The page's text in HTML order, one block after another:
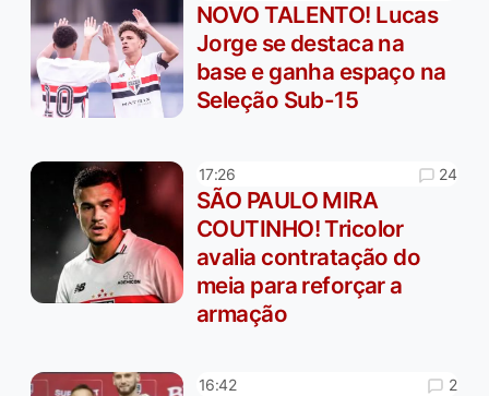
NOVO TALENTO! Lucas
Jorge se destaca na
base e ganha espaço na
Seleção Sub-15
17:26 24
SÃO PAULO MIRA
COUTINHO! Tricolor
avalia contratação do
meia para reforçar a
armação
16:42 2